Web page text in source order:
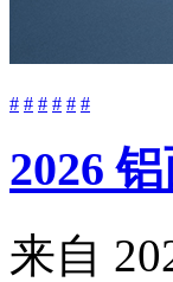
# # # # # #
2026
来自